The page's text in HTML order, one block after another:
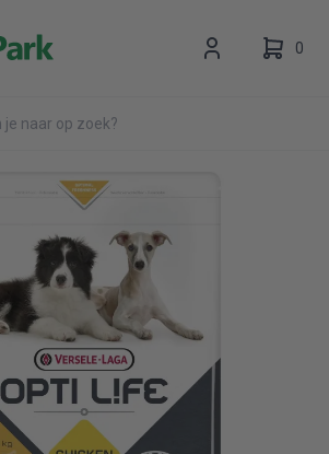
0
is leeg.
Vul hem met producten.